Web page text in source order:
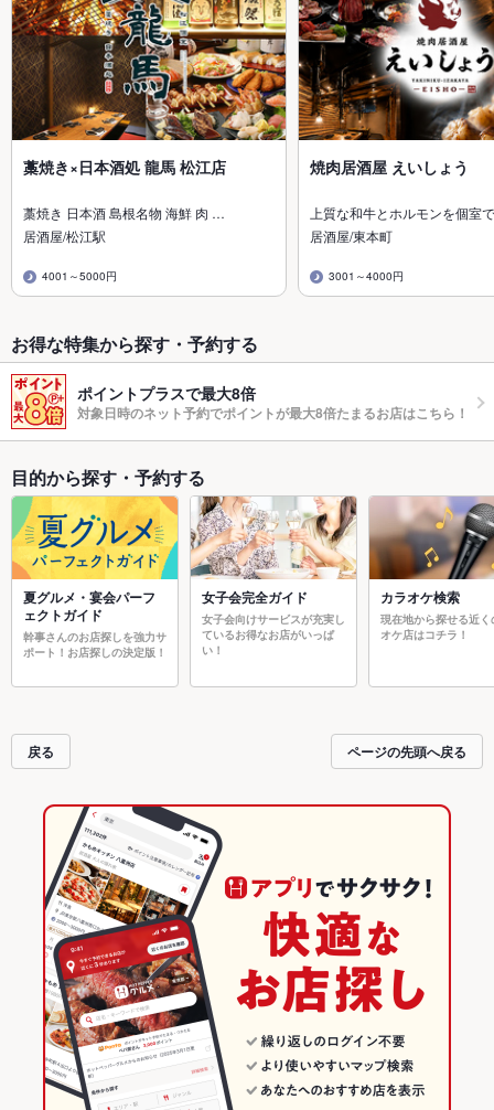
藁焼き×日本酒処 龍馬 松江店
藁焼き 日本酒 島根名物 海鮮 肉 …
居酒屋/松江駅
4001～5000円
焼肉居酒屋 えいしょう
上質な和牛とホルモンを個室
居酒屋/東本町
3001～4000円
お得な特集から探す・予約する
ポイントプラスで最大8倍
対象日時のネット予約でポイントが最大8倍たまるお店はこちら！
目的から探す・予約する
夏グルメ・宴会パーフ
ェクトガイド
幹事さんのお店探しを強力サ
ポート！お店探しの決定版！
女子会完全ガイド
女子会向けサービスが充実し
ているお得なお店がいっぱ
い！
カラオケ検索
現在地から探せる近く
オケ店はコチラ！
戻る ページの先頭へ戻る